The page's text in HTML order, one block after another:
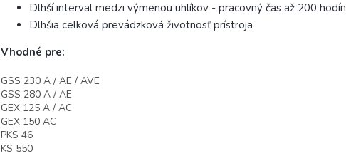
Dlhší interval medzi výmenou uhlíkov - pracovný čas až 200 hodín
Dlhšia celková prevádzková životnosť prístroja
Vhodné pre:
GSS 230 A / AE / AVE
GSS 280 A / AE
GEX 125 A / AC
GEX 150 AC
PKS 46
KS 550